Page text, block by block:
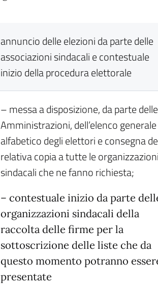
annuncio delle elezioni da parte delle
associazioni sindacali e contestuale
inizio della procedura elettorale
– messa a disposizione, da parte delle
Amministrazioni, dell’elenco generale
alfabetico degli elettori e consegna
relativa copia a tutte le organizzazioni
sindacali che ne fanno richiesta;
– contestuale inizio da parte
organizzazioni sindacali della
raccolta delle firme per la
sottoscrizione delle liste che da
questo momento potranno
presentate